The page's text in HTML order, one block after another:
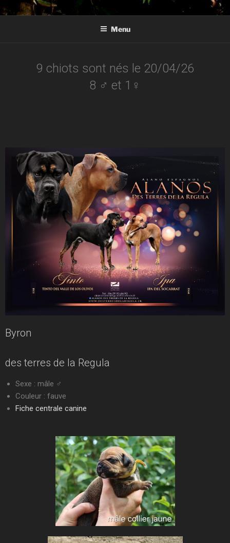
ALANOS DE LA REGULA
Élevage d'alanos espagnol en Aquitaine
Menu
9 chiots sont nés le 20/04/26
8 ♂ et 1♀
Byron
des terres de la Regula
Sexe : mâle ♂
Couleur : fauve
Fiche centrale canine